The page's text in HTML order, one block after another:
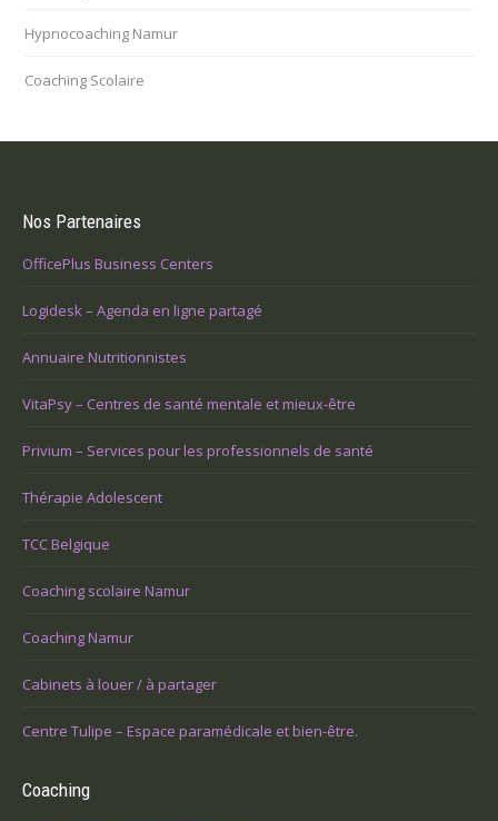
Hypnocoaching Namur
Coaching Scolaire
Nos Partenaires
OfficePlus Business Centers
Logidesk – Agenda en ligne partagé
Annuaire Nutritionnistes
VitaPsy – Centres de santé mentale et mieux-être
Privium – Services pour les professionnels de santé
Thérapie Adolescent
TCC Belgique
Coaching scolaire Namur
Coaching Namur
Cabinets à louer / à partager
Centre Tulipe – Espace paramédicale et bien-être.
Coaching